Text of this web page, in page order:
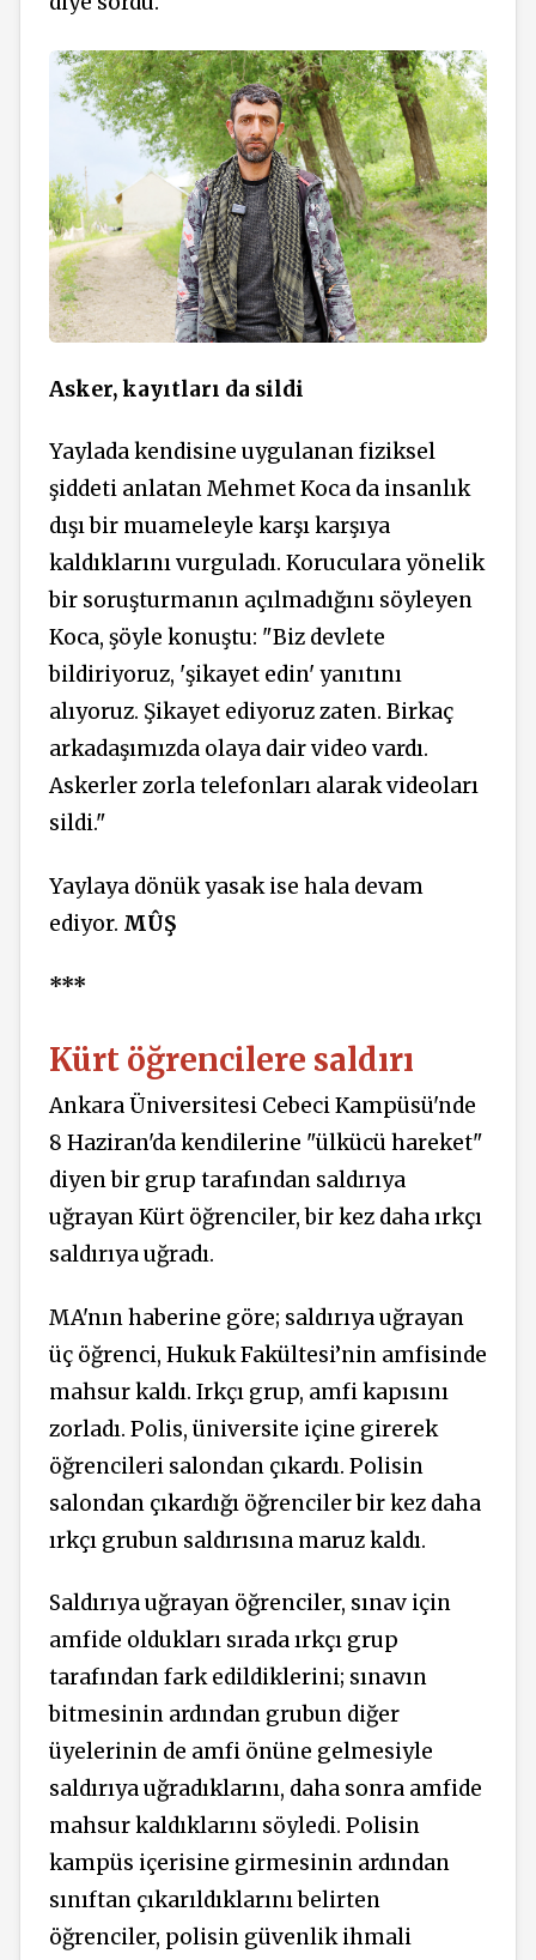
Asker, kayıtları da sildi
Yaylada kendisine uygulanan fiziksel
şiddeti anlatan Mehmet Koca da insanlık
dışı bir muameleyle karşı karşıya
kaldıklarını vurguladı. Koruculara yönelik
bir soruşturmanın açılmadığını söyleyen
Koca, şöyle konuştu: "Biz devlete
bildiriyoruz, 'şikayet edin' yanıtını
alıyoruz. Şikayet ediyoruz zaten. Birkaç
arkadaşımızda olaya dair video vardı.
Askerler zorla telefonları alarak videoları
sildi."
Yaylaya dönük yasak ise hala devam
ediyor. MÛŞ
***
Kürt öğrencilere saldırı
Ankara Üniversitesi Cebeci Kampüsü'nde
8 Haziran'da kendilerine "ülkücü hareket"
diyen bir grup tarafından saldırıya
uğrayan Kürt öğrenciler, bir kez daha ırkçı
saldırıya uğradı.
MA'nın haberine göre; saldırıya uğrayan
üç öğrenci, Hukuk Fakültesi’nin amfisinde
mahsur kaldı. Irkçı grup, amfi kapısını
zorladı. Polis, üniversite içine girerek
öğrencileri salondan çıkardı. Polisin
salondan çıkardığı öğrenciler bir kez daha
ırkçı grubun saldırısına maruz kaldı.
Saldırıya uğrayan öğrenciler, sınav için
amfide oldukları sırada ırkçı grup
tarafından fark edildiklerini; sınavın
bitmesinin ardından grubun diğer
üyelerinin de amfi önüne gelmesiyle
saldırıya uğradıklarını, daha sonra amfide
mahsur kaldıklarını söyledi. Polisin
kampüs içerisine girmesinin ardından
sınıftan çıkarıldıklarını belirten
öğrenciler, polisin güvenlik ihmali